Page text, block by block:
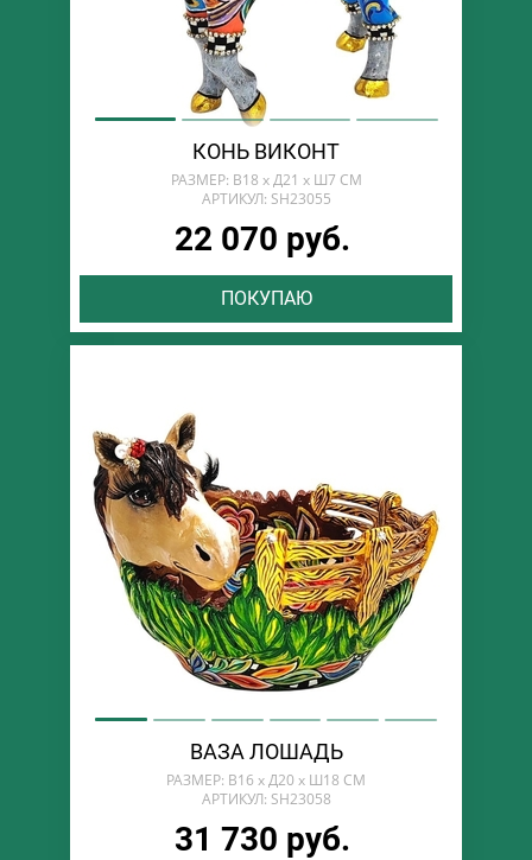
КОНЬ ВИКОНТ
РАЗМЕР: В18 х Д21 х Ш7 СМ
АРТИКУЛ: SH23055
22 070 руб.
ПОКУПАЮ
ВАЗА ЛОШАДЬ
РАЗМЕР: В16 х Д20 х Ш18 СМ
АРТИКУЛ: SH23058
31 730 руб.